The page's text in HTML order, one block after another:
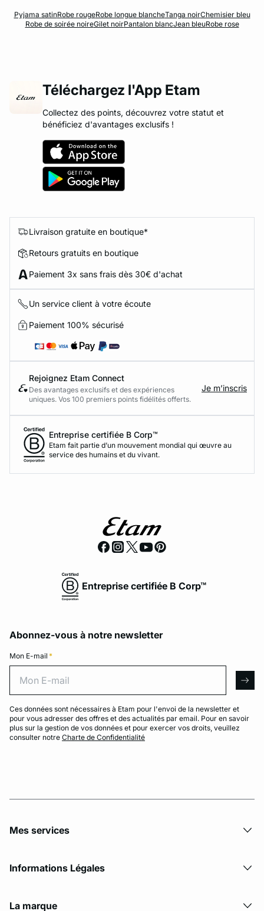
Pyjama satinRobe rougeRobe longue blancheTanga noirChemisier bleu
Robe de soirée noireGilet noirPantalon blancJean bleuRobe rose
Téléchargez l'App Etam
Collectez des points, découvrez votre statut et
bénéficiez d'avantages exclusifs !
Livraison gratuite en boutique*
Retours gratuits en boutique
Paiement 3x sans frais dès 30€ d'achat
Un service client à votre écoute
Paiement 100% sécurisé
Rejoignez Etam Connect
Des avantages exclusifs et des expériences
uniques. Vos 100 premiers points fidélités offerts.
Je m’inscris
Entreprise certifiée B Corp™
Etam fait partie d’un mouvement mondial qui œuvre au
service des humains et du vivant.
Entreprise certifiée B Corp™
Abonnez-vous à notre newsletter
Mon E-mail *
Ces données sont nécessaires à Etam pour l'envoi de la newsletter et
pour vous adresser des offres et des actualités par email. Pour en savoir
plus sur la gestion de vos données et pour exercer vos droits, veuillez
consulter notre Charte de Confidentialité
Mes services
Informations Légales
La marque